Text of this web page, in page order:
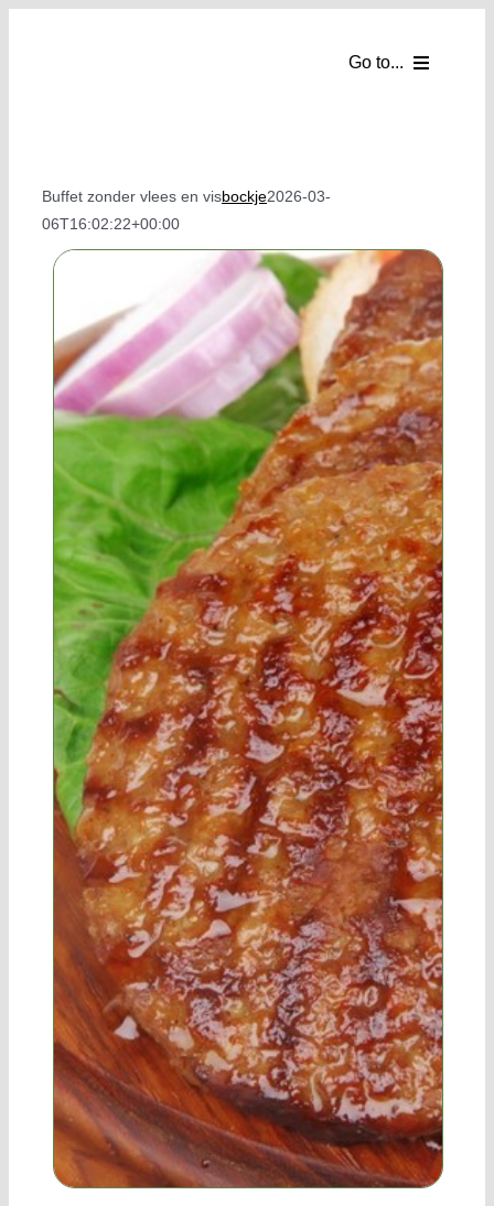
Go to...
Webshop
Partyverhuur
Tentverhuur
Catering
Partykelder
Bezorgkosten
Slijterij
Contact
Buffet zonder vlees en visbockje2026-03-
06T16:02:22+00:00